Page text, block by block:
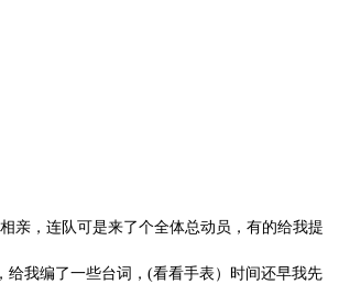
亲，连队可是来了个全体总动员，有的给我提
我编了一些台词，(看看手表）时间还早我先